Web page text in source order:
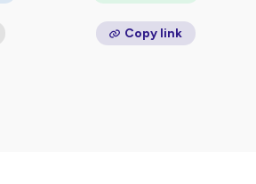
Copy link